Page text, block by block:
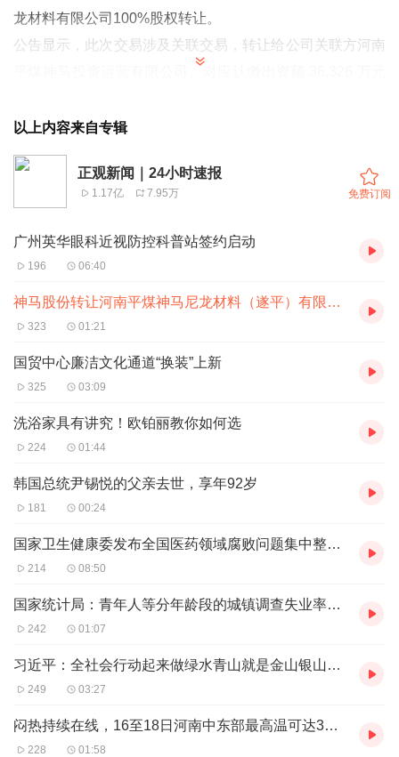
龙材料有限公司100%股权转让。
公告显示，此次交易涉及关联交易，转让给公司关联方河南
价，未出资到位 12,326 万元部分以零元价格转让给受让
方。
根据会计师事务所评估，遂平公司股东全部权益评估值为
21,898.72万元，与账面值20,634.17万元比较，评估增值
1,264.55 万元，增值率6.13%。
数据显示，截至 2022 年 12 月末，神马股份资产总额
亿元，利润总额负919.14 万元。截至 2023 年6月30日，资
入66,985.12万元，利润总额负1,569.51 万元。
以上内容来自专辑
正观新闻｜24小时速报
1.17亿 7.95万 免费订阅
广州英华眼科近视防控科普站签约启动
196 06:40
神马股份转让河南平煤神马尼龙材料（遂平）有限公司股权 交易对价3.6亿
323 01:21
国贸中心廉洁文化通道“换装”上新
325 03:09
洗浴家具有讲究！欧铂丽教你如何选
224 01:44
韩国总统尹锡悦的父亲去世，享年92岁
181 00:24
国家卫生健康委发布全国医药领域腐败问题集中整治工作有关问答
214 08:50
国家统计局：青年人等分年龄段的城镇调查失业率将暂停发布
242 01:07
习近平：全社会行动起来做绿水青山就是金山银山理念的积极传播者和模范践行者
249 03:27
闷热持续在线，16至18日河南中东部最高温可达35-37℃
228 01:58